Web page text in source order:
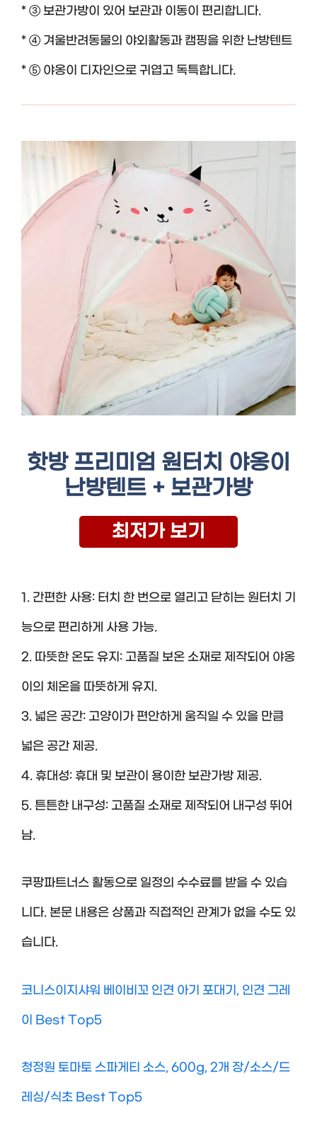
* ③ 보관가방이 있어 보관과 이동이 편리합니다.
* ④ 겨울반려동물의 야외활동과 캠핑을 위한 난방텐트
* ⑤ 야옹이 디자인으로 귀엽고 독특합니다.
핫방 프리미엄 원터치 야옹이
난방텐트 + 보관가방
최저가 보기
1. 간편한 사용: 터치 한 번으로 열리고 닫히는 원터치 기
능으로 편리하게 사용 가능.
2. 따뜻한 온도 유지: 고품질 보온 소재로 제작되어 야옹
이의 체온을 따뜻하게 유지.
3. 넓은 공간: 고양이가 편안하게 움직일 수 있을 만큼
넓은 공간 제공.
4. 휴대성: 휴대 및 보관이 용이한 보관가방 제공.
5. 튼튼한 내구성: 고품질 소재로 제작되어 내구성 뛰어
남.
쿠팡파트너스 활동으로 일정의 수수료를 받을 수 있습
니다. 본문 내용은 상품과 직접적인 관계가 없을 수도 있
습니다.
코니스이지샤워 베이비꼬 인견 아기 포대기, 인견 그레
이 Best Top5
청정원 토마토 스파게티 소스, 600g, 2개 장/소스/드
레싱/식초 Best Top5